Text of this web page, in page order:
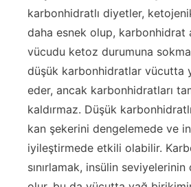
karbonhidratlı diyetler,
daha esnek olup, karbonhidrat
vücudu ketoz durumuna
düşük karbonhidratlar vücutta
eder, ancak karbonhidratları
kaldırmaz. Düşük
kan şekerini dengelemede ve
iyileştirmede etkili olabilir.
sınırlamak, insülin seviyelerinin